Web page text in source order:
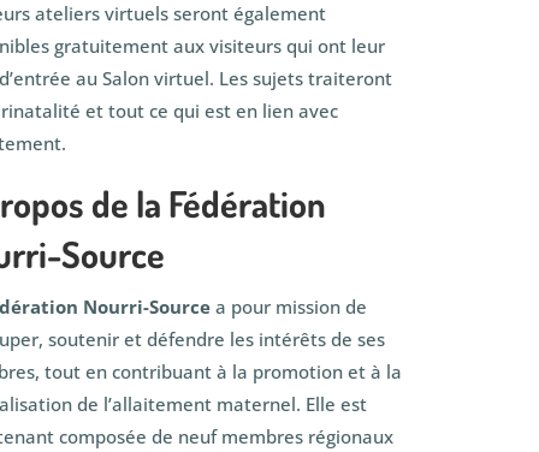
ateliers virtuels seront également
gratuitement aux visiteurs qui ont leur
au Salon virtuel. Les sujets traiteront
et tout ce qui est en lien avec
de la Fédération
Source
Nourri-Source a pour mission de
soutenir et défendre les intérêts de ses
tout en contribuant à la promotion et à la
de l’allaitement maternel. Elle est
composée de neuf membres régionaux